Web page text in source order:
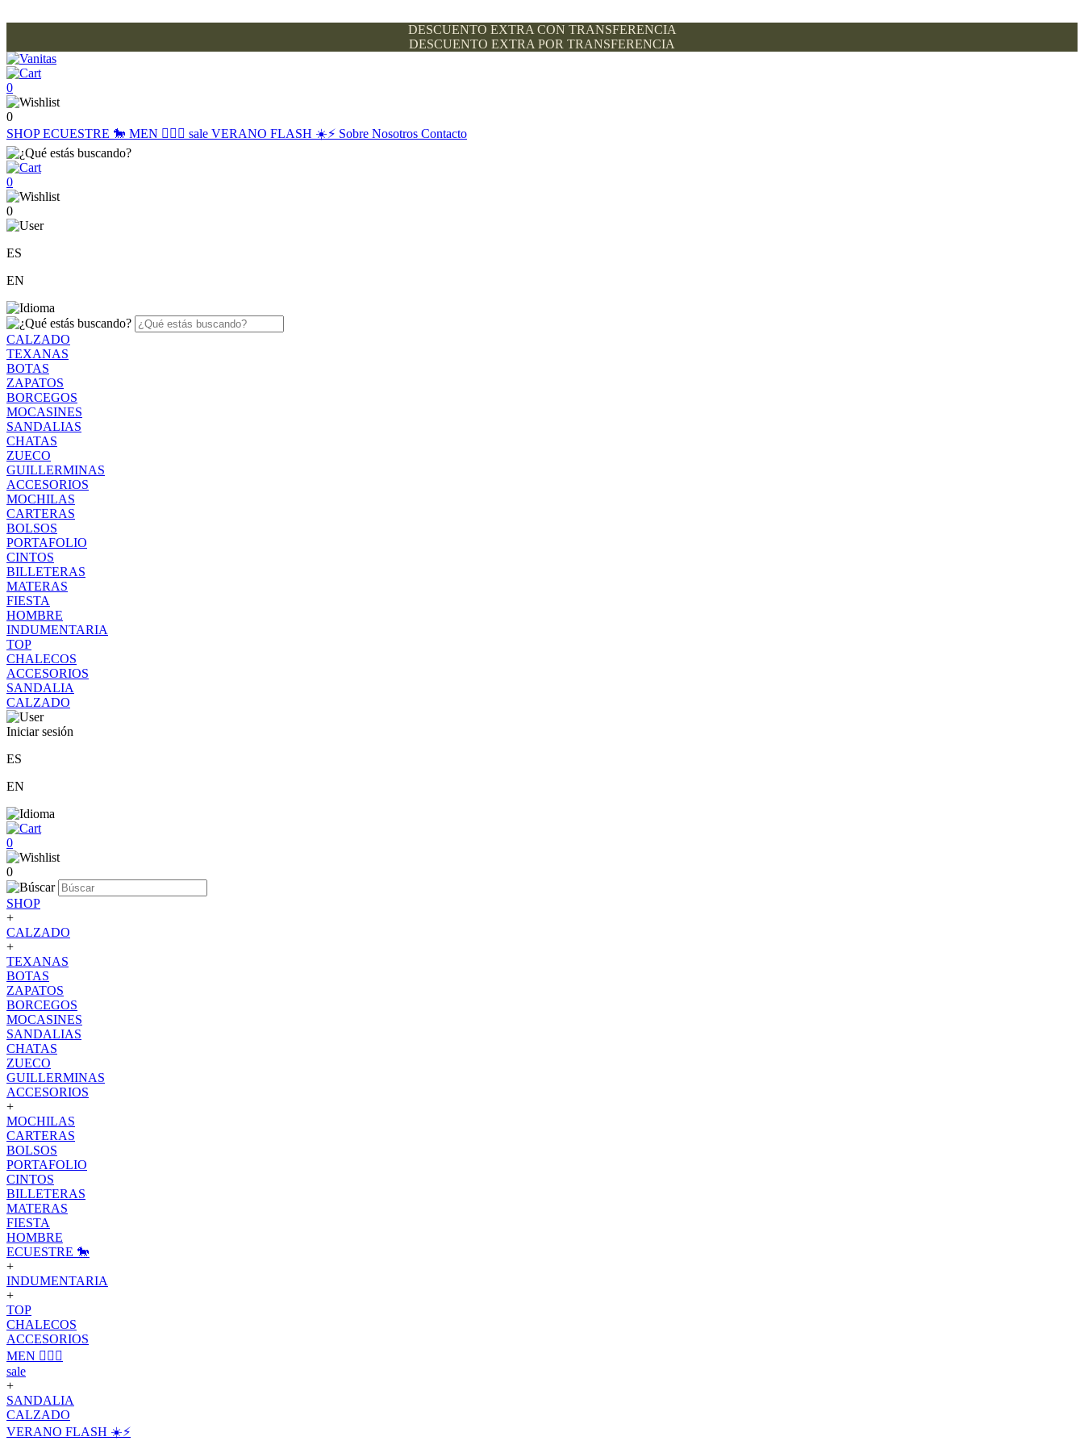
DESCUENTO EXTRA CON TRANSFERENCIA
DESCUENTO EXTRA POR TRANSFERENCIA
0
0
SHOPECUESTRE 🐎 MEN 🙋🏽‍♂️ sale VERANO FLASH ☀️⚡️ Sobre Nosotros Contacto
0
0
ES
EN
CALZADO
TEXANAS
BOTAS
ZAPATOS
BORCEGOS
MOCASINES
SANDALIAS
CHATAS
ZUECO
GUILLERMINAS
ACCESORIOS
MOCHILAS
CARTERAS
BOLSOS
PORTAFOLIO
CINTOS
BILLETERAS
MATERAS
FIESTA
HOMBRE
INDUMENTARIA
TOP
CHALECOS
ACCESORIOS
SANDALIA
CALZADO
Iniciar sesión
ES
EN
0
0
SHOP
+
CALZADO
+
TEXANAS
BOTAS
ZAPATOS
BORCEGOS
MOCASINES
SANDALIAS
CHATAS
ZUECO
GUILLERMINAS
ACCESORIOS
+
MOCHILAS
CARTERAS
BOLSOS
PORTAFOLIO
CINTOS
BILLETERAS
MATERAS
FIESTA
HOMBRE
ECUESTRE 🐎
+
INDUMENTARIA
+
TOP
CHALECOS
ACCESORIOS
MEN 🙋🏽‍♂️
sale
+
SANDALIA
CALZADO
VERANO FLASH ☀️⚡️